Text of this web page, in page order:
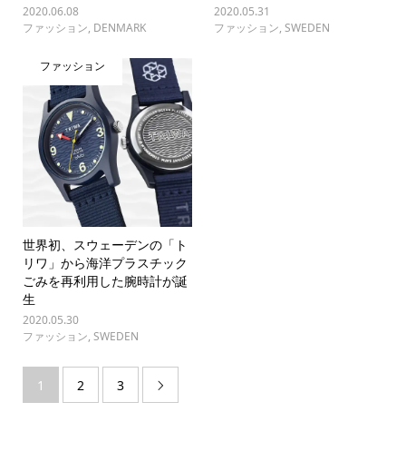
2020.06.08
ファッション, DENMARK
2020.05.31
ファッション,SWEDEN
ファッション
世界初、スウェーデンの「ト
リワ」から海洋プラスチック
ごみを再利用した腕時計が誕
生
2020.05.30
ファッション, SWEDEN
1 2 3 